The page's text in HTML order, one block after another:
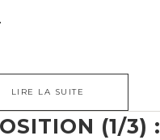
LIRE LA SUITE
(1/3) :